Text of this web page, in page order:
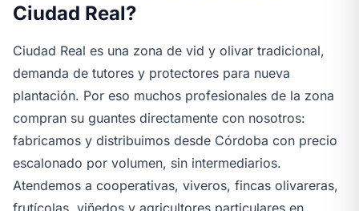
Ciudad Real?
Ciudad Real es una zona de vid y olivar tradicional,
demanda de tutores y protectores para nueva
plantación. Por eso muchos profesionales de la zona
compran su guantes directamente con nosotros:
fabricamos y distribuimos desde Córdoba con precio
escalonado por volumen, sin intermediarios.
Atendemos a cooperativas, viveros, fincas olivareras,
frutícolas, viñedos y agricultores particulares en